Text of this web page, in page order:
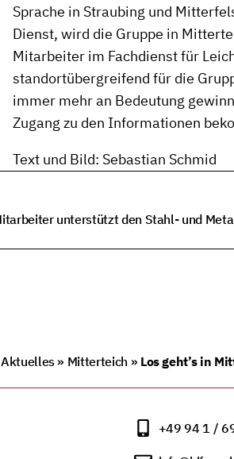
Sprache in Straubing und
Dienst, wird die Gruppe in
Mitarbeiter im Fachdienst für
standortübergreifend für die
immer mehr an Bedeutung
Zugang zu den Informationen
Text und Bild: Sebastian Schmid
Aktuelles» Mitterteich» Los geht’s in
+49 94 1 /